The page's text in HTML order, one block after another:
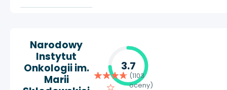
Narodowy
Instytut
Onkologii im.
Marii
3.7
(1103
oceny)